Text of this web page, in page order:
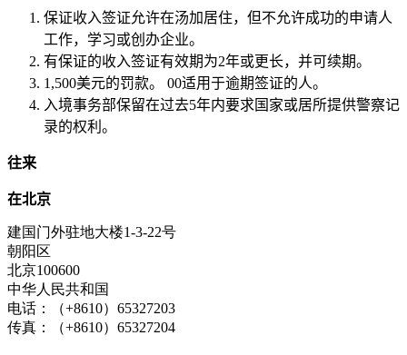
保证收入签证允许在汤加居住，但不允许成功的申请人
工作，学习或创办企业。
有保证的收入签证有效期为2年或更长，并可续期。
1,500美元的罚款。 00适用于逾期签证的人。
入境事务部保留在过去5年内要求国家或居所提供警察记
录的权利。
往来
在北京
建国门外驻地大楼1-3-22号
朝阳区
北京100600
中华人民共和国
电话：（+8610）65327203
传真：（+8610）65327204